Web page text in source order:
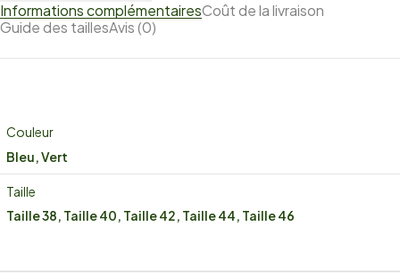
Informations complémentairesCoût de la livraison
Guide des taillesAvis (0)
Couleur
Bleu, Vert
Taille
Taille 38, Taille 40, Taille 42, Taille 44, Taille 46